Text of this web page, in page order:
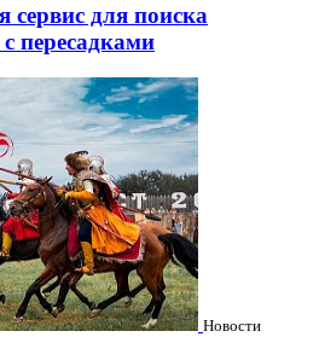
сервис для поиска
пересадками
Новости